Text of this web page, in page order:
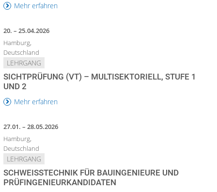
Mehr erfahren
20. – 25.04.2026
Hamburg,
Deutschland
LEHRGANG
SICHTPRÜFUNG (VT) – MULTISEKTORIELL, STUFE 1
UND 2
Mehr erfahren
27.01. – 28.05.2026
Hamburg,
Deutschland
LEHRGANG
SCHWEISSTECHNIK FÜR BAUINGENIEURE UND P
RÜFINGENIEURKANDIDATEN